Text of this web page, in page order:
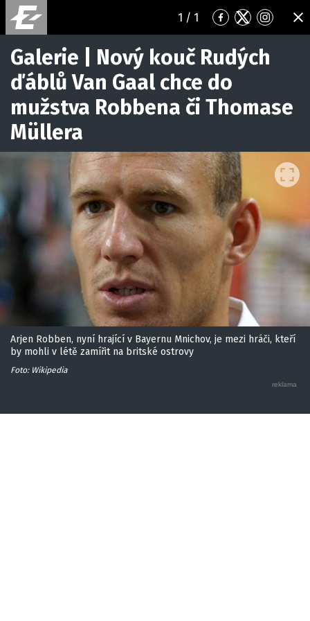
1 / 1
Přejít
na
Facebook
Přejít
na
Twitter
Přejít
na
Galerie | Nový kouč Rudých
ďáblů Van Gaal chce do
mužstva Robbena či Thomase
Müllera
Arjen Robben, nyní hrající v Bayernu Mnichov, je mezi hráči, kteří
by mohli v létě zamířit na britské ostrovy
Foto: Wikipedia